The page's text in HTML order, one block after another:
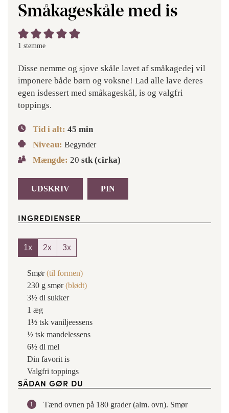
Småkageskåle med is
1 stemme
Disse nemme og sjove skåle lavet af småkagedej vil
imponere både børn og voksne! Lad alle lave deres
egen isdessert med småkageskål, is og valgfri
toppings.
Tid i alt: 45 min
Niveau: Begynder
Mængde: 20 stk (cirka)
UDSKRIV PIN
INGREDIENSER
1x 2x 3x
Smør (til formen)
230 g smør (blødt)
3½ dl sukker
1 æg
1½ tsk vaniljeessens
½ tsk mandelessens
6½ dl mel
Din favorit is
Valgfri toppings
SÅDAN GØR DU
Tænd ovnen på 180 grader (alm. ovn). Smør